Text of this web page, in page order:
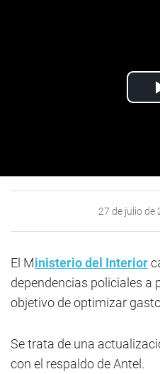
27 de julio de
El Ministerio del Interior
dependencias policiales a
objetivo de optimizar
Se trata de una
con el respaldo de Antel.